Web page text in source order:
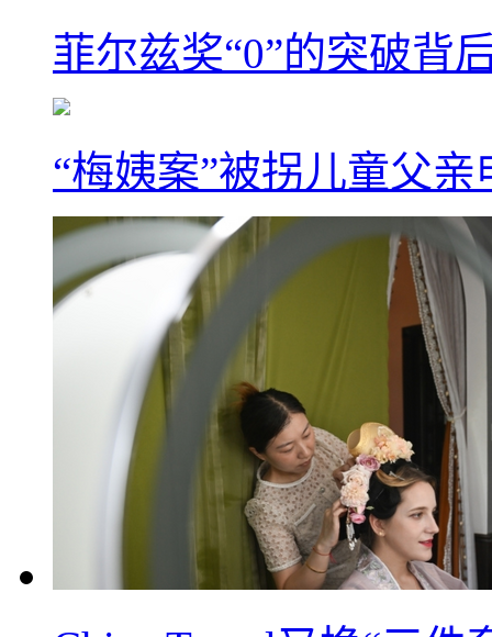
菲尔兹奖“0”的突破背
“梅姨案”被拐儿童父